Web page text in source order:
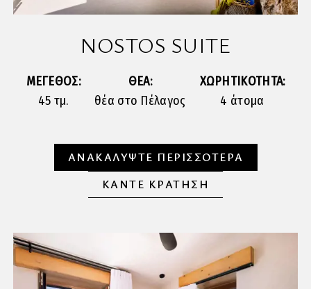
NOSTOS SUITE
ΜΕΓΕΘΟΣ:
45 τμ.
ΘΕΑ:
θέα στο Πέλαγος
ΧΩΡΗΤΙΚΟΤΗΤΑ:
4 άτομα
ΑΝΑΚΑΛΥΨΤΕ ΠΕΡΙΣΣΟΤΕΡΑ
ΚΑΝΤΕ ΚΡΑΤΗΣΗ